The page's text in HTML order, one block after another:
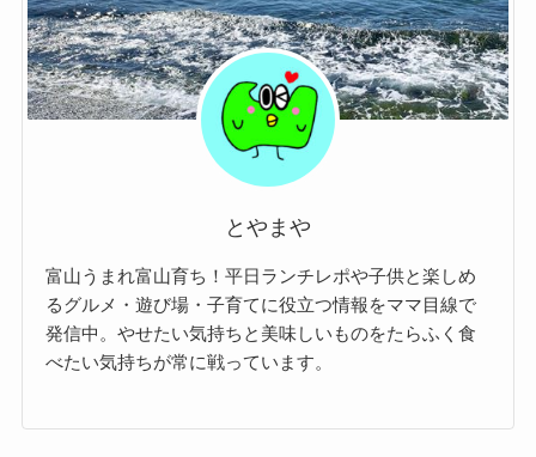
とやまや
富山うまれ富山育ち！平日ランチレポや子供と楽しめ
るグルメ・遊び場・子育てに役立つ情報をママ目線で
発信中。やせたい気持ちと美味しいものをたらふく食
べたい気持ちが常に戦っています。